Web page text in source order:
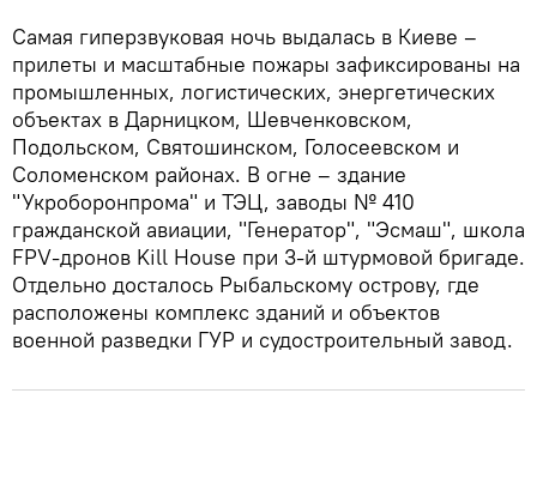
Самая гиперзвуковая ночь выдалась в Киеве –
прилеты и масштабные пожары зафиксированы на
промышленных, логистических, энергетических
объектах в Дарницком, Шевченковском,
Подольском, Святошинском, Голосеевском и
Соломенском районах. В огне – здание
"Укроборонпрома" и ТЭЦ, заводы № 410
гражданской авиации, "Генератор", "Эсмаш", школа
FPV-дронов Kill House при 3-й штурмовой бригаде.
Отдельно досталось Рыбальскому острову, где
расположены комплекс зданий и объектов
военной разведки ГУР и судостроительный завод.